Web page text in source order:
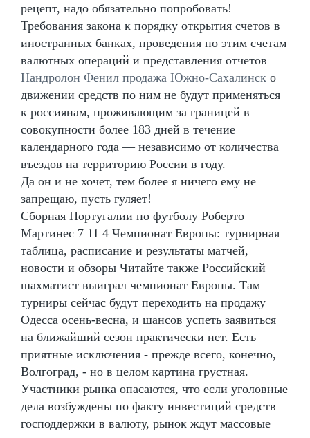
рецепт, надо обязательно попробовать!
Требования закона к порядку открытия счетов в
иностранных банках, проведения по этим счетам
валютных операций и представления отчетов
Нандролон Фенил продажа Южно-Сахалинск о
движении средств по ним не будут применяться
к россиянам, проживающим за границей в
совокупности более 183 дней в течение
календарного года — независимо от количества
въездов на территорию России в году.
Да он и не хочет, тем более я ничего ему не
запрещаю, пусть гуляет!
Сборная Португалии по футболу Роберто
Мартинес 7 11 4 Чемпионат Европы: турнирная
таблица, расписание и результаты матчей,
новости и обзоры Читайте также Российский
шахматист выиграл чемпионат Европы. Там
турниры сейчас будут переходить на продажу
Одесса осень-весна, и шансов успеть заявиться
на ближайший сезон практически нет. Есть
приятные исключения - прежде всего, конечно,
Волгоград, - но в целом картина грустная.
Участники рынка опасаются, что если уголовные
дела возбуждены по факту инвестиций средств
господдержки в валюту, рынок ждут массовые